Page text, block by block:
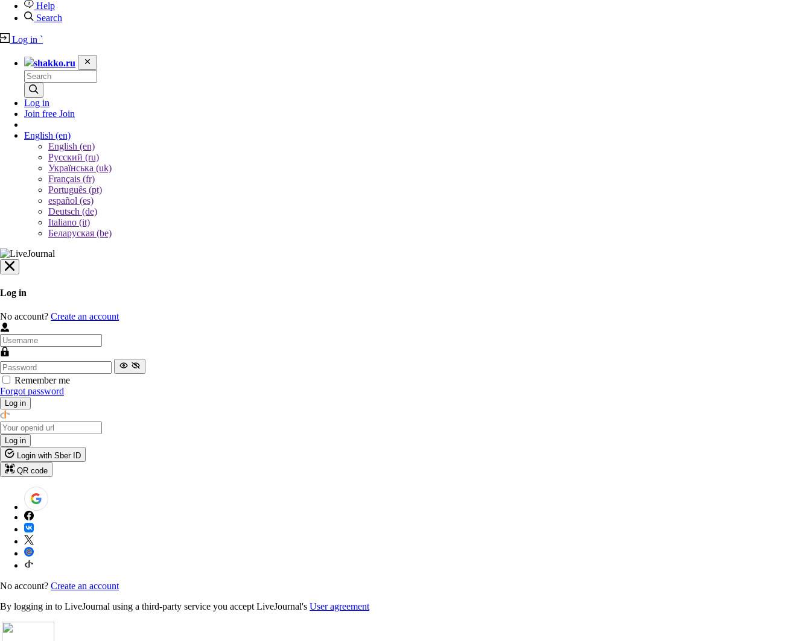
Help
Search
Log in `
shakko.ru
Log in
Join free Join
English (en)
English (en)
Русский (ru)
Українська (uk)
Français (fr)
Português (pt)
español (es)
Deutsch (de)
Italiano (it)
Беларуская (be)
Log in
No account? Create an account
Remember me
Forgot password
Log in
Log in
Login with Sber ID
QR code
No account? Create an account
By logging in to LiveJournal using a third-party service you accept LiveJournal's User agreement